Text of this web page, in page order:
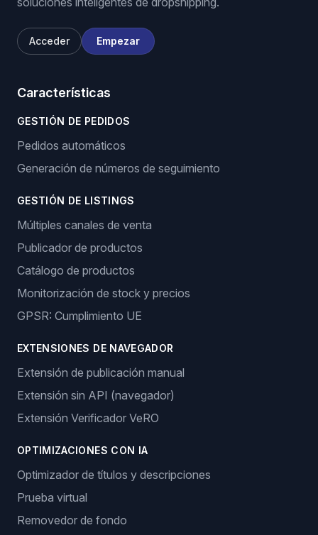
Acceder Empezar
Características
GESTIÓN DE PEDIDOS
Pedidos automáticos
Generación de números de seguimiento
GESTIÓN DE LISTINGS
Múltiples canales de venta
Publicador de productos
Catálogo de productos
Monitorización de stock y precios
GPSR: Cumplimiento UE
EXTENSIONES DE NAVEGADOR
Extensión de publicación manual
Extensión sin API (navegador)
Extensión Verificador VeRO
OPTIMIZACIONES CON IA
Optimizador de títulos y descripciones
Prueba virtual
Removedor de fondo